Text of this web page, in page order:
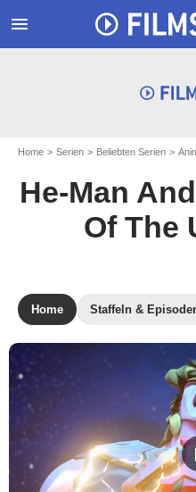
menu
Home Serien Beliebten Serien
He-Man
Of The
Home Staffeln &